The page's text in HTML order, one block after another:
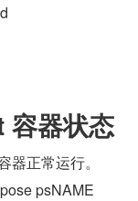
器状态
正常运行。
psNAME